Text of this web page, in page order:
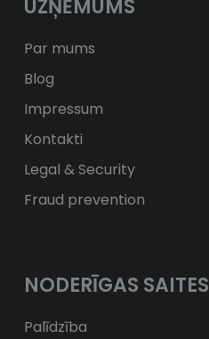
ft HUF
zł PLN
UZŅĒMUMS
Par mums
Blog
Impressum
Kontakti
Legal & Security
Fraud prevention
NODERĪGAS SAITES
Palīdzība